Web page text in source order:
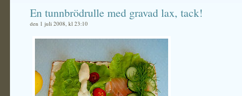
En tunnbrödrulle med gravad lax, tack!
den 1 juli 2008, kl 23:10